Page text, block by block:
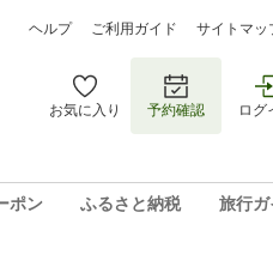
ヘルプ ご利用ガイド サイトマッ
お気に入り 予約確認 ログ
ポン ふるさと納税 旅行ガ